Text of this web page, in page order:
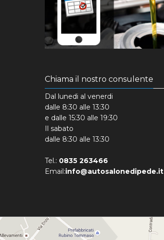
Chiama il nostro consulente
Dal lunedi al venerdi
dalle 8:30 alle 13:30
e dalle 15:30 alle 19:30
Il sabato
dalle 8:30 alle 13:30
Tel.: 0835 263466
Email:info@autosalonedipede.it